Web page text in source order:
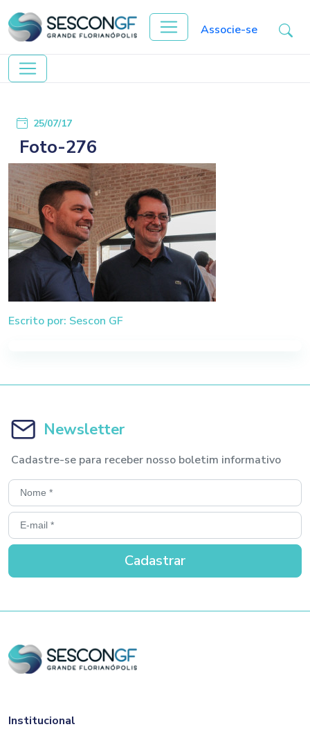
Associe-se
25/07/17
Foto-276
Escrito por: Sescon GF
Newsletter
Cadastre-se para receber nosso boletim informativo
Institucional